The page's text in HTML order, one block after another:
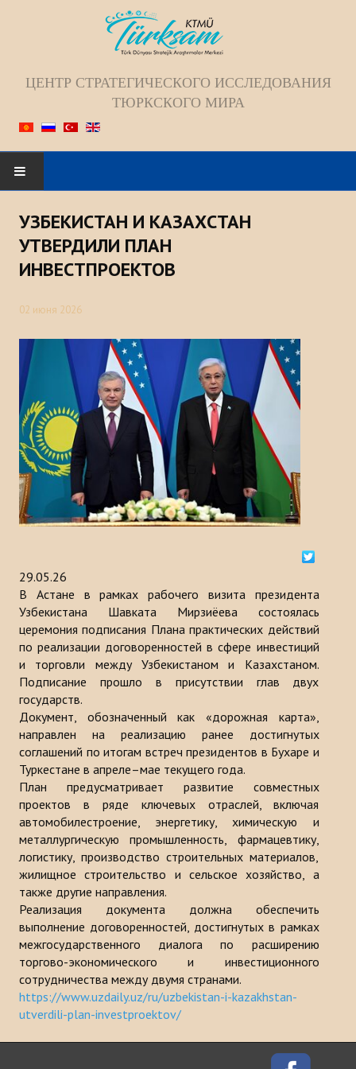
ЦЕНТР СТРАТЕГИЧЕСКОГО ИССЛЕДОВАНИЯ
ТЮРКСКОГО МИРА
ГЛАВНАЯ
О НАС
Коллектив
Видение; Миссия; Цель
История
МЕРОПРИЯТИЯ
НОВОСТИ
Казакстан
Кыргызстан
Узбекистан
Туркменистан
ПУБЛИКАЦИИ
Публикации
Информационные бюллетени
Доклады
Книги
Анализ Центра Стратегического исследования Тюркского Мира
ПРОЕКТЫ
КОНТАКТЫ
УЗБЕКИСТАН И КАЗАХСТАН
УТВЕРДИЛИ ПЛАН
ИНВЕСТПРОЕКТОВ
02 июня 2026
29.05.26
В Астане в рамках рабочего визита президента
Узбекистана Шавката Мирзиёева состоялась
церемония подписания Плана практических действий
по реализации договоренностей в сфере инвестиций
и торговли между Узбекистаном и Казахстаном.
Подписание прошло в присутствии глав двух
государств.
Документ, обозначенный как «дорожная карта»,
направлен на реализацию ранее достигнутых
соглашений по итогам встреч президентов в Бухаре и
Туркестане в апреле–мае текущего года.
План предусматривает развитие совместных
проектов в ряде ключевых отраслей, включая
автомобилестроение, энергетику, химическую и
металлургическую промышленность, фармацевтику,
логистику, производство строительных материалов,
жилищное строительство и сельское хозяйство, а
также другие направления.
Реализация документа должна обеспечить
выполнение договоренностей, достигнутых в рамках
межгосударственного диалога по расширению
торгово-экономического и инвестиционного
сотрудничества между двумя странами.
https://www.uzdaily.uz/ru/uzbekistan-i-kazakhstan-
utverdili-plan-investproektov/